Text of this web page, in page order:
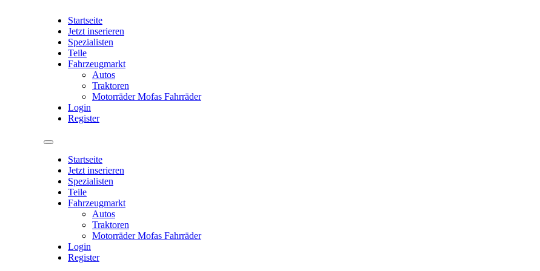
Startseite
Jetzt inserieren
Spezialisten
Teile
Fahrzeugmarkt
Autos
Traktoren
Motorräder Mofas Fahrräder
Login
Register
Startseite
Jetzt inserieren
Spezialisten
Teile
Fahrzeugmarkt
Autos
Traktoren
Motorräder Mofas Fahrräder
Login
Register